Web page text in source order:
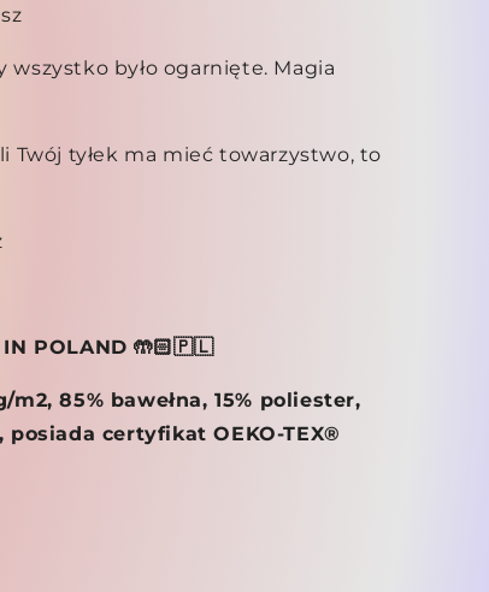
wszystko było ogarnięte. Magia
Twój tyłek ma mieć towarzystwo, to
POLAND 🤲🏻🇵🇱
85% bawełna, 15% poliester,
posiada certyfikat OEKO-TEX®